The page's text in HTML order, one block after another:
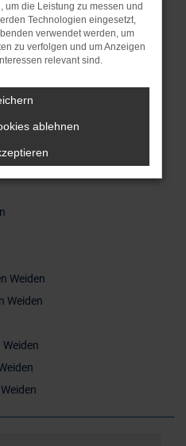
mit welcher
Sie in Weiden
ist das kein
Ihnen mit Rat und Tat zur
Weiden
Weiden
um die Leistung zu messen und
Technologien eingesetzt,
verwendet werden, um
zu verfolgen und um Anzeigen
relevant sind.
ablehnen